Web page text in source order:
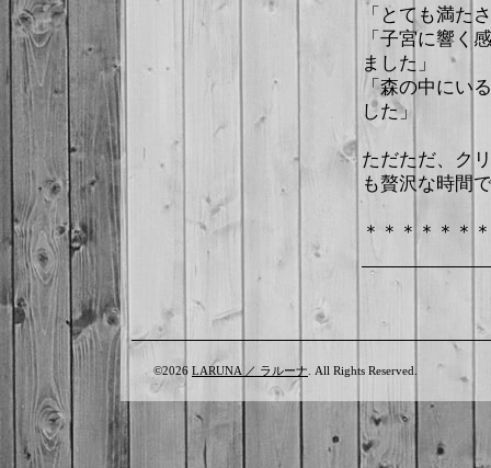
「とても満た
「子宮に響く
ました」
「森の中にい
した」
ただただ、ク
も贅沢な時間
＊＊＊＊＊＊
©2026 LARUNA ／ ラルーナ . All Rights Reserved.